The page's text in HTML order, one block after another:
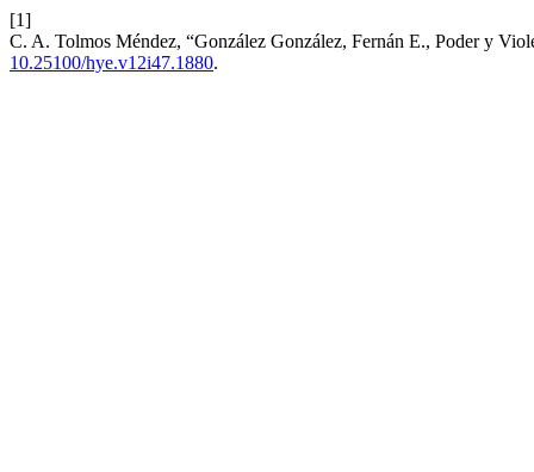
[1]
C. A. Tolmos Méndez, “González González, Fernán E., Poder y
10.25100/hye.v12i47.1880.